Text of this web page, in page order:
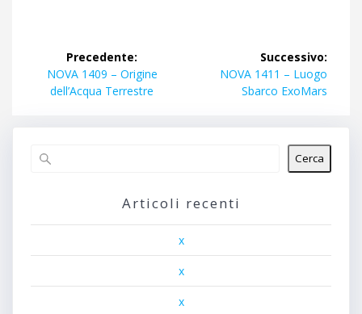
Navigazione
articoli
Precedente:
Articolo
precedente:
NOVA 1409 – Origine
dell’Acqua Terrestre
Successivo:
Articolo
successivo:
NOVA 1411 – Luogo
Sbarco ExoMars
Cerca
Articoli recenti
x
x
x